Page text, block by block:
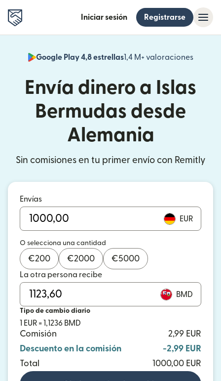
Iniciar sesión Registrarse
Google Play 4,8 estrellas1,4 M+ valoraciones
(se
Envía dinero a Islas
Bermudas desde
Alemania
Sin comisiones en tu primer envío con Remitly
Envías
EUR
O selecciona una cantidad
€200 €2000 €5000
La otra persona recibe
BMD
Tipo de cambio diario
1 EUR = 1,1236 BMD
Comisión
2,99 EUR
Descuento en la comisión
-2,99 EUR
Total
1000,00 EUR